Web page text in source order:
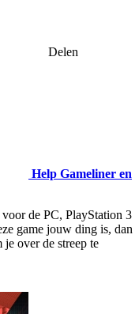
Delen
Help Gameliner en
de PC, PlayStation 3
game jouw ding is, dan
je over de streep te